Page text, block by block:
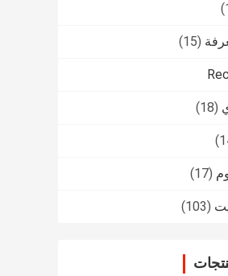
(15)
(18)
(17)
(103)